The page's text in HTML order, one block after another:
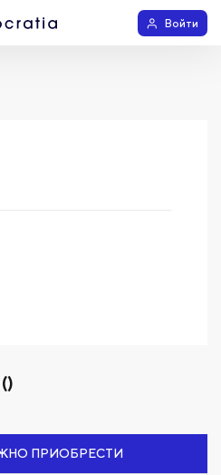
Войти
ПРИОБРЕСТИ